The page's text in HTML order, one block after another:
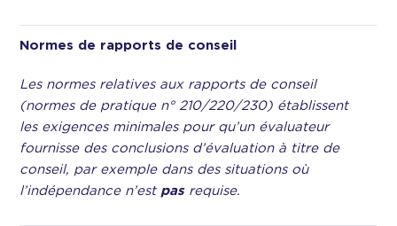
Normes de rapports de conseil
Les normes relatives aux rapports de conseil
(normes de pratique n° 210/220/230) établissent
les exigences minimales pour qu’un évaluateur
fournisse des conclusions d’évaluation à titre de
conseil, par exemple dans des situations où
l’indépendance n’est pasrequise.